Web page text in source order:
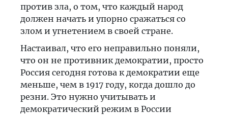
против зла, о том, что каждый народ
должен начать и упорно сражаться со
злом и угнетением в своей стране.
Настаивал, что его неправильно поняли,
что он не противник демократии, просто
Россия сегодня готова к демократии еще
меньше, чем в 1917 году, когда дошло до
резни. Это нужно учитывать и
демократический режим в России